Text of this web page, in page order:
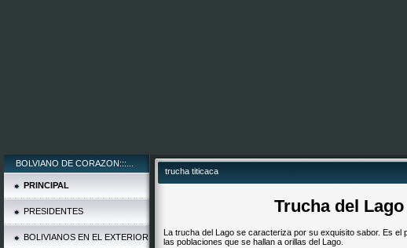
BOLVIANO DE CORAZON:::...
PRINCIPAL
PRESIDENTES
BOLIVIANOS EN EL EXTERIOR
trucha titicaca
Trucha del
La trucha del Lago se caracteriza por su exquisito sabor. Es
las poblaciones que se hallan a orillas del Lago.